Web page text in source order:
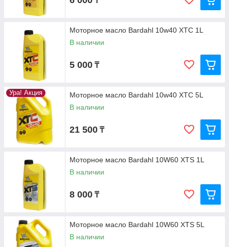
Моторное масло Bardahl 10w40 XTC 1L
В наличии
5 000 ₸
Ура! Акция
Моторное масло Bardahl 10w40 XTC 5L
В наличии
21 500 ₸
Моторное масло Bardahl 10W60 XTS 1L
В наличии
8 000 ₸
Моторное масло Bardahl 10W60 XTS 5L
В наличии